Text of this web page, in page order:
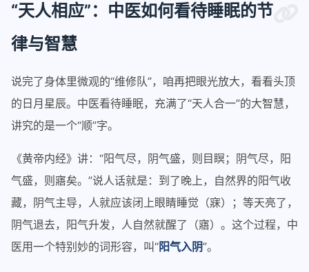
“天人相应”：中医如何看待睡眠的节
律与智慧
说完了身体里微观的“维修队”，咱再把眼光放大，看看头顶
的日月星辰。中医看待睡眠，充满了“天人合一”的大智慧，
讲究的是一个“顺”字。
《黄帝内经》讲：“阳气尽，阴气盛，则目瞑；阴气尽，阳
气盛，则寤矣。”说人话就是：到了晚上，自然界的阳气收
藏，阴气主导，人就应该闭上眼睛睡觉（寐）；等天亮了，
阴气退去，阳气升发，人自然就醒了（寤）。这个过程，中
医用一个特别妙的词形容，叫“阳气入阴”。